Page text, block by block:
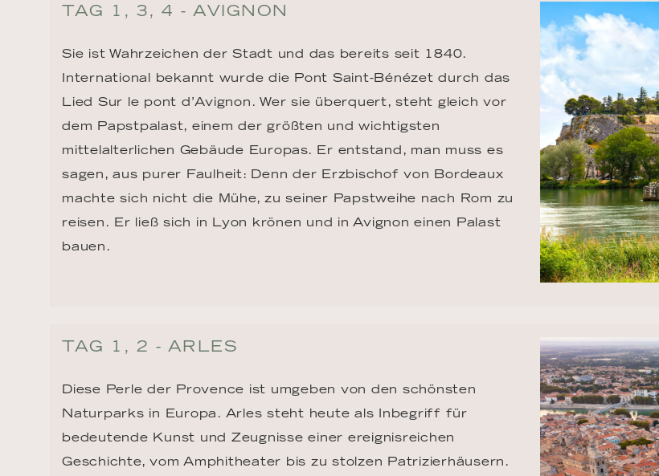
TAG 1, 3, 4 - AVIGNON
Sie ist Wahrzeichen der Stadt und das bereits seit 1840.
International bekannt wurde die Pont Saint-Bénézet durch das
Lied Sur le pont d’Avignon. Wer sie überquert, steht gleich vor
dem Papstpalast, einem der größten und wichtigsten
mittelalterlichen Gebäude Europas. Er entstand, man muss es
sagen, aus purer Faulheit: Denn der Erzbischof von Bordeaux
machte sich nicht die Mühe, zu seiner Papstweihe nach Rom zu
reisen. Er ließ sich in Lyon krönen und in Avignon einen Palast
bauen.
TAG 1, 2 - ARLES
Diese Perle der Provence ist umgeben von den schönsten
Naturparks in Europa. Arles steht heute als Inbegriff für
bedeutende Kunst und Zeugnisse einer ereignisreichen
Geschichte, vom Amphitheater bis zu stolzen Patrizierhäusern.